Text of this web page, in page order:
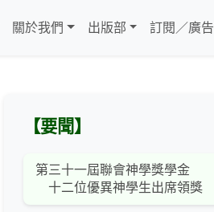
關於我們 出版部 訂閱／廣告
【要聞】
第三十一屆聯會神學獎學金
十二位優異神學生出席領獎